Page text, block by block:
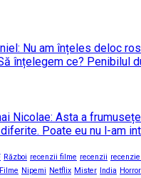
Nu am înțeles deloc
înțelegem ce? Penibilul
Nicolae: Asta a
Poate eu nu l-am
Război recenzii filme recenzii
Nipemi Netflix Mister India Horror